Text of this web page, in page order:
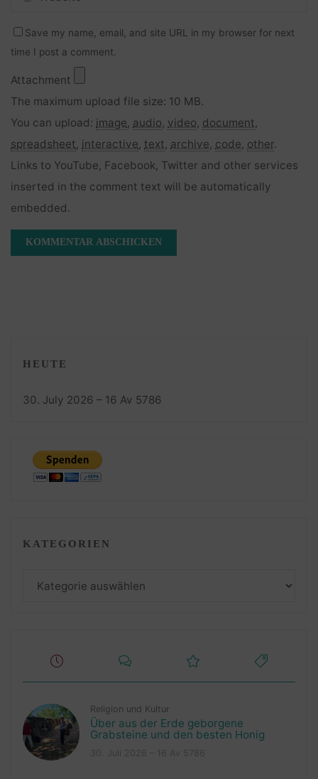
Save my name, email, and site URL in my browser for next
time I post a comment.
Attachment
The maximum upload file size: 10 MB.
You can upload: image, audio, video, document,
spreadsheet, interactive, text, archive, code, other.
Links to YouTube, Facebook, Twitter and other services
inserted in the comment text will be automatically
embedded.
HEUTE
30. July 2026 – 16 Av 5786
KATEGORIEN
Religion und Kultur
Über aus der Erde geborgene
Grabsteine und den besten Honig